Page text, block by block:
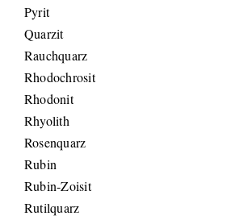
Pyrit
Quarzit
Rauchquarz
Rhodochrosit
Rhodonit
Rhyolith
Rosenquarz
Rubin
Rubin-Zoisit
Rutilquarz